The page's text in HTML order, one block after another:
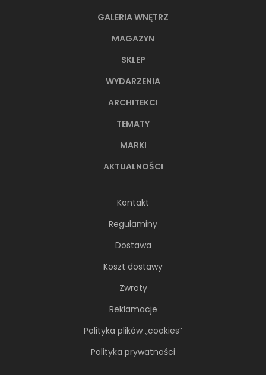
GALERIA WNĘTRZ
MAGAZYN
SKLEP
WYDARZENIA
ARCHITEKCI
TEMATY
MARKI
AKTUALNOŚCI
Kontakt
Regulaminy
Dostawa
Koszt dostawy
Zwroty
Reklamacje
Polityka plików „cookies”
Polityka prywatności